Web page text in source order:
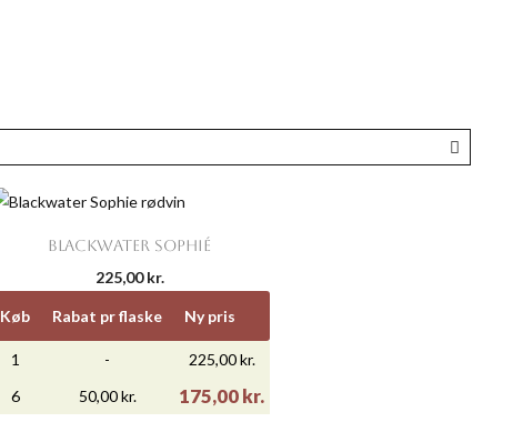
249,00 kr.
299,00 kr.
6
 Vis her
BLACKWATER SOPHIÉ
225,00 kr.
Køb Rabat pr flaske Ny pris
1 -
225,00 kr.
6
50,00 kr. 175,00 kr.